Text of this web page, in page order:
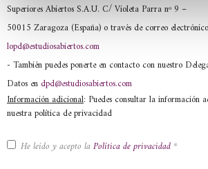
Superiores Abiertos S.A.U. C/ Violeta Parra nº 9 –
50015 Zaragoza (España) o través de correo
lopd@estudiosabiertos.com
- También puedes ponerte en contacto con nuestro
Datos en dpd@estudiosabiertos.com
Información adicional: Puedes consultar la información
nuestra política de privacidad
He leído y acepto la Política de privacidad *